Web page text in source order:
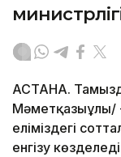
АСТАНА.
Мәметқазыұлы/ -
еліміздегі
енгізу